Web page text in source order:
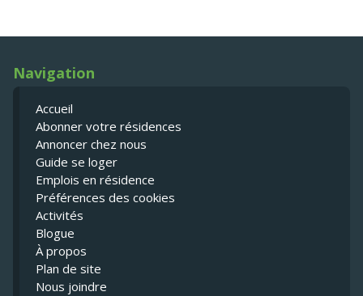
Navigation
Accueil
Abonner votre résidences
Annoncer chez nous
Guide se loger
Emplois en résidence
Préférences des cookies
Activités
Blogue
À propos
Plan de site
Nous joindre